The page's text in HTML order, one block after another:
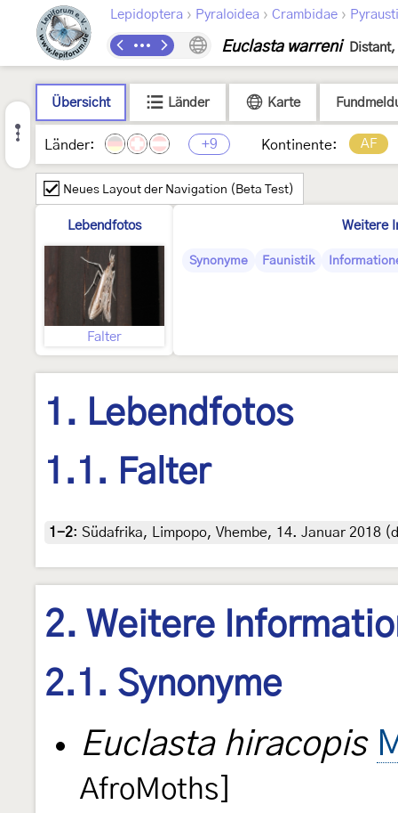
Lepidoptera › Pyraloidea › Crambidae ›
Euclasta warreni Distant,
Übersicht Länder Karte
Länder: +9 Kontinente: AF
Neues Layout der Navigation (Beta Test)
Lebendfotos
Falter
Weitere
Synonyme Faunistik
1. Lebendfotos
1.1. Falter
1-2: Südafrika, Limpopo, Vhembe, 14. Januar 2018
2. Weitere
2.1. Synonyme
Euclasta hiracopis
AfroMoths]